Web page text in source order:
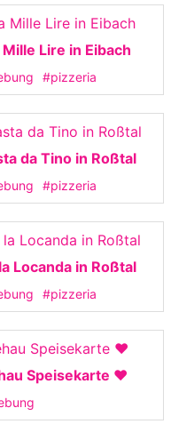
Lire in Eibach
#pizzeria
da Tino in Roßtal
#pizzeria
Locanda in Roßtal
#pizzeria
Speisekarte ❤️